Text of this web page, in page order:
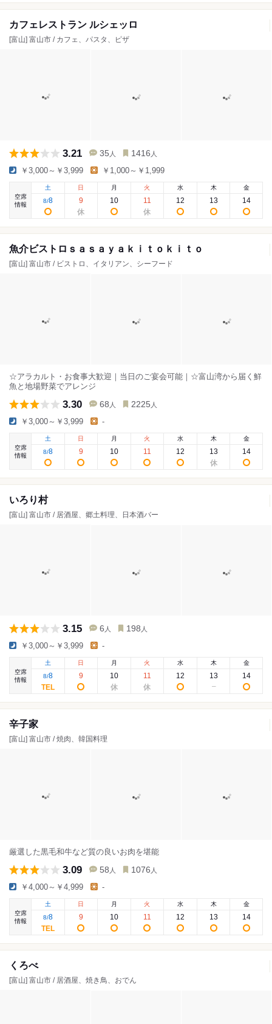
カフェレストラン ルシェッロ
[富山] 富山市 / カフェ、パスタ、ピザ
3.21 35 人 1416 人
￥3,000～￥3,999 ￥1,000～￥1,999
空席
情報
土
8/8
日
9
月
10
火
11
水
12
木
13
金
14
魚介ビストロｓａｓａｙａｋｉｔｏｋｉｔｏ
[富山] 富山市 / ビストロ、イタリアン、シーフード
☆アラカルト・お食事大歓迎｜当日のご宴会可能｜☆富山湾から届く鮮
魚と地場野菜でアレンジ
3.30 68 人 2225 人
￥3,000～￥3,999 -
空席
情報
土
8/8
日
9
月
10
火
11
水
12
木
13
金
14
いろり村
[富山] 富山市 / 居酒屋、郷土料理、日本酒バー
3.15 6 人 198 人
￥3,000～￥3,999 -
空席
情報
土
8/8
日
9
月
10
火
11
水
12
木
13
金
14
辛子家
[富山] 富山市 / 焼肉、韓国料理
厳選した黒毛和牛など質の良いお肉を堪能
3.09 58 人 1076 人
￥4,000～￥4,999 -
空席
情報
土
8/8
日
9
月
10
火
11
水
12
木
13
金
14
くろべ
[富山] 富山市 / 居酒屋、焼き鳥、おでん